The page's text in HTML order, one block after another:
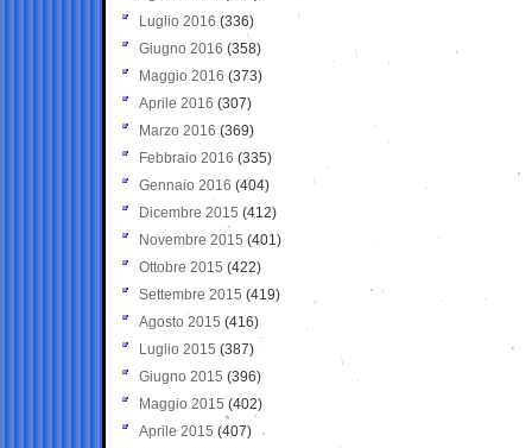
Luglio 2016 (336)
Giugno 2016 (358)
Maggio 2016 (373)
Aprile 2016 (307)
Marzo 2016 (369)
Febbraio 2016 (335)
Gennaio 2016 (404)
Dicembre 2015 (412)
Novembre 2015 (401)
Ottobre 2015 (422)
Settembre 2015 (419)
Agosto 2015 (416)
Luglio 2015 (387)
Giugno 2015 (396)
Maggio 2015 (402)
Aprile 2015 (407)